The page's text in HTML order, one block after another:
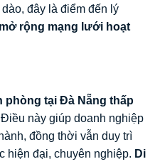
đây là điểm đến lý
mở rộng mạng lưới hoạt
phòng tại Đà Nẵng thấp
này giúp doanh nghiệp
đồng thời vẫn duy trì
hiện đại, chuyên nghiệp. Di